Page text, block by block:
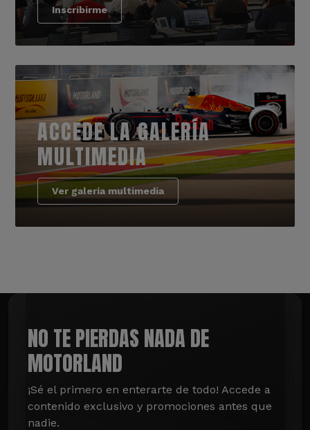
Inscribirme
ACCEDE LA GALERÍA
MULTIMEDIA
Ver galería multimedia
NO TE PIERDAS NADA DE
MOTORLAND
¡Sé el primero en enterarte de todo! Accede a
contenido exclusivo y promociones antes que
nadie.